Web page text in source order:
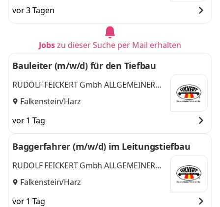
vor 3 Tagen
Jobszu dieser Suche per Mail erhalten
Bauleiter (m/w/d) für den Tiefbau
RUDOLF FEICKERT Gmbh ALLGEMEINER
INGENIEURBAU
Falkenstein/Harz
vor 1 Tag
Baggerfahrer (m/w/d) im Leitungstiefbau
RUDOLF FEICKERT Gmbh ALLGEMEINER
INGENIEURBAU
Falkenstein/Harz
vor 1 Tag